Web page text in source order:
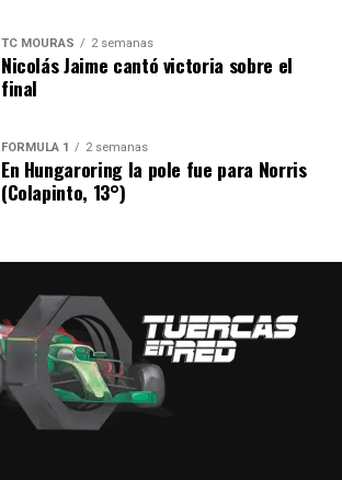
TC MOURAS 2 semanas
Nicolás Jaime cantó victoria sobre el
final
FÓRMULA 1 2 semanas
En Hungaroring la pole fue para Norris
(Colapinto, 13°)